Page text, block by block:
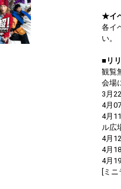
★イ
各イ
い。
■リ
観覧
会場
3月
4月
4月
ル広
4月
4月
4月
[ミ